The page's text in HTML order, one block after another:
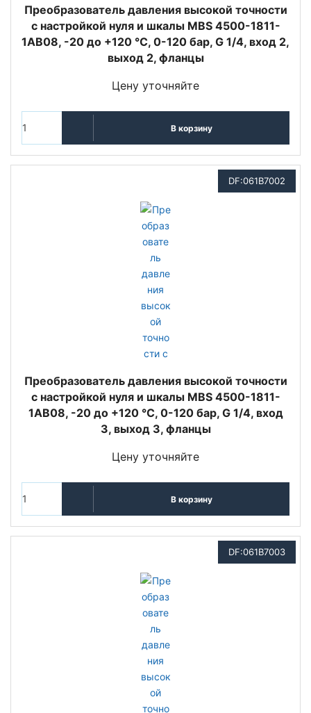
Преобразователь давления высокой точности
с настройкой нуля и шкалы MBS 4500-1811-
1AB08, -20 до +120 °C, 0-120 бар, G 1/4, вход 2,
выход 2, фланцы
Цену уточняйте
В корзину
DF:061B7002
Преобразователь давления высокой точности
с настройкой нуля и шкалы MBS 4500-1811-
1AB08, -20 до +120 °C, 0-120 бар, G 1/4, вход
3, выход 3, фланцы
Цену уточняйте
В корзину
DF:061B7003